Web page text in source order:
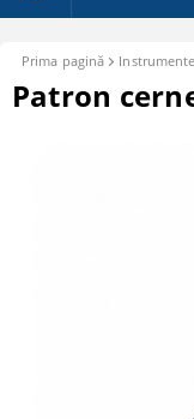
Prima pagină
Patron